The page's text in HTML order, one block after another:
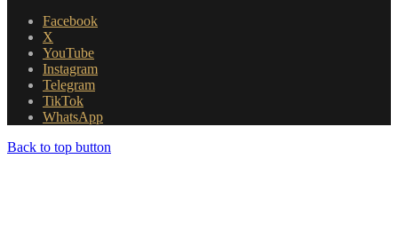
Facebook
X
YouTube
Instagram
Telegram
TikTok
WhatsApp
Back to top button